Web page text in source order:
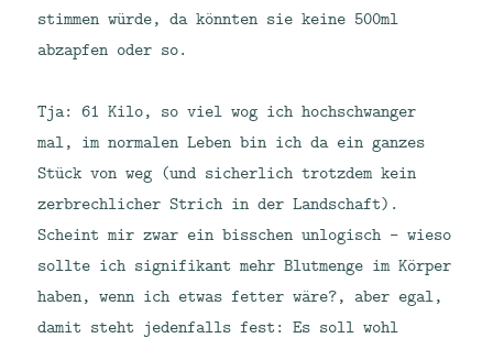
stimmen würde, da könnten sie keine 500ml
abzapfen oder so.
Tja: 61 Kilo, so viel wog ich hochschwanger
mal, im normalen Leben bin ich da ein ganzes
Stück von weg (und sicherlich trotzdem kein
zerbrechlicher Strich in der Landschaft).
Scheint mir zwar ein bisschen unlogisch – wieso
sollte ich signifikant mehr Blutmenge im Körper
haben, wenn ich etwas fetter wäre?, aber egal,
damit steht jedenfalls fest: Es soll wohl